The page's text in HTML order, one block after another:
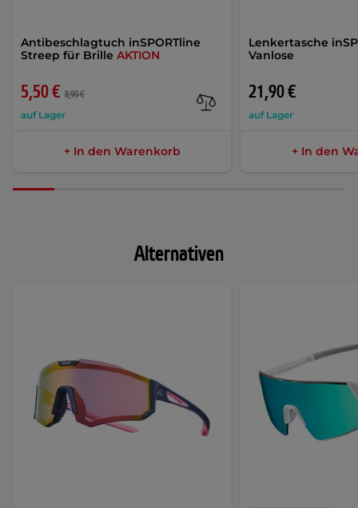
Antibeschlagtuch inSPORTline
Streep für Brille AKTION
5,50 € 8,90 €
auf Lager
+ In den Warenkorb
Lenkertasche
Vanlose
21,90 €
auf Lager
+ In den
Alternativen